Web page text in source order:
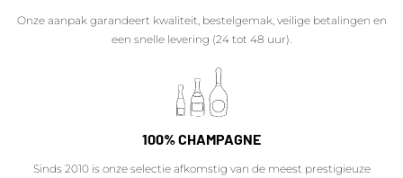
Onze aanpak garandeert kwaliteit, bestelgemak, veilige betalingen en
een snelle levering (24 tot 48 uur).
100% CHAMPAGNE
Sinds 2010 is onze selectie afkomstig van de meest prestigieuze